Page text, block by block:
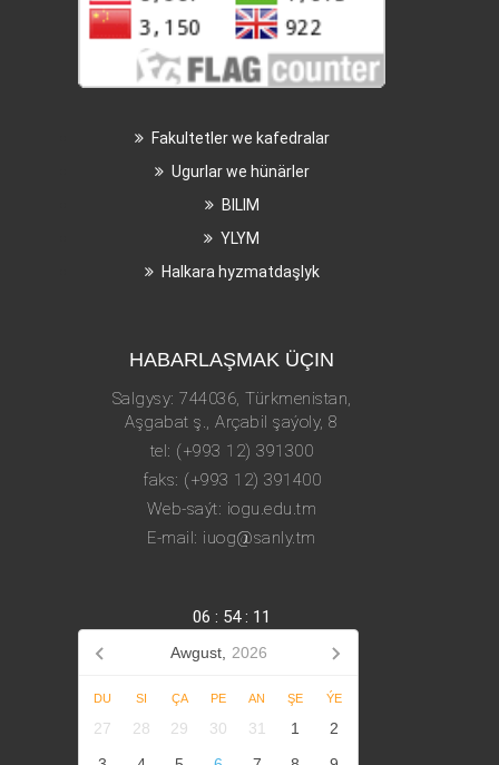
Fakultetler we kafedralar
Ugurlar we hünärler
BILIM
YLYM
Halkara hyzmatdaşlyk
HABARLAŞMAK ÜÇIN
Salgysy: 744036, Türkmenistan,
Aşgabat ş., Arçabil şaýoly, 8
tel: (+993 12) 391300
faks: (+993 12) 391400
Web-saýt: iogu.edu.tm
E-mail: iuog@sanly.tm
06 : 54: 12
Awgust, 2026
DU SI ÇA PE AN ŞE ÝE
27 28 29 30 31 1
2